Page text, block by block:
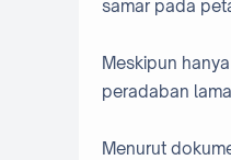
samar pada
Meskipun
peradaban
Menurut